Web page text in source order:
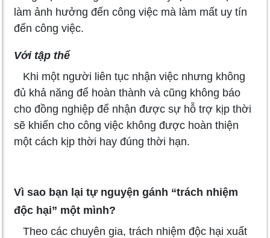
làm ảnh hưởng đến công việc mà làm mất uy tín
đến công việc.
Với tập thể
Khi một người liên tục nhận việc nhưng không
đủ khả năng để hoàn thành và cũng không báo
cho đồng nghiệp để nhận được sự hỗ trợ kịp thời
sẽ khiến cho công việc không được hoàn thiện
một cách kịp thời hay đúng thời hạn.
Vì sao bạn lại tự nguyện gánh “trách nhiệm
độc hại” một mình?
Theo các chuyên gia, trách nhiệm độc hại xuất